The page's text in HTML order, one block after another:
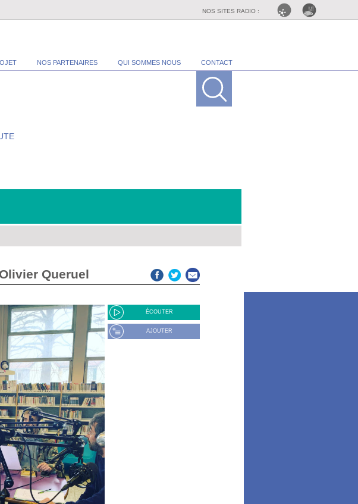
NOS SITES RADIO :
NOS PARTENAIRES QUI SOMMES NOUS CONTACT
Queruel
ÉCOUTER
AJOUTER